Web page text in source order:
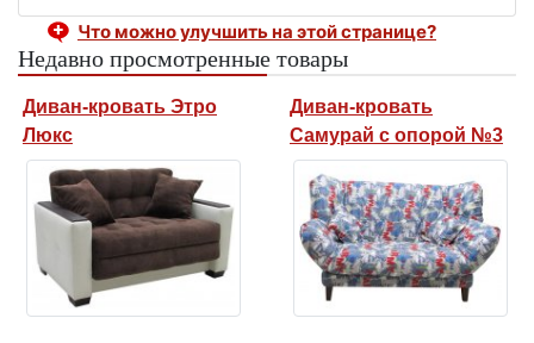
Что можно улучшить на этой странице?
Недавно просмотренные товары
Диван-кровать Этро
Люкс
Диван-кровать
Самурай с опорой №3